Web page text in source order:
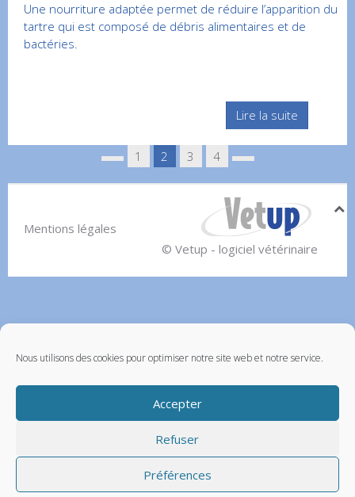
Nous utilisons des cookies pour optimiser notre site web et notre service.
Accepter
Refuser
Préférences
Une nourriture adaptée permet de réduire l’apparition du
tartre qui est composé de débris alimentaires et de
bactéries.
Lire la suite
1 2 3 4
Mentions légales
© Vetup - logiciel vétérinaire